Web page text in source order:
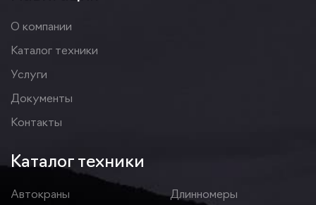
О компании
Каталог техники
Услуги
Документы
Контакты
Каталог техники
Автокраны Длинномеры